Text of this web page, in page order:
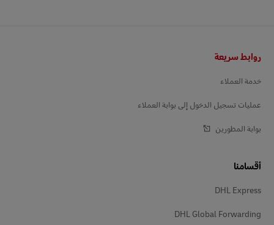
روابط سريعة
خدمة العملاء
عمليات تسجيل الدخول إلى بوابة العملاء
بوابة المطورين
أقسامنا
DHL Express
DHL Global Forwarding